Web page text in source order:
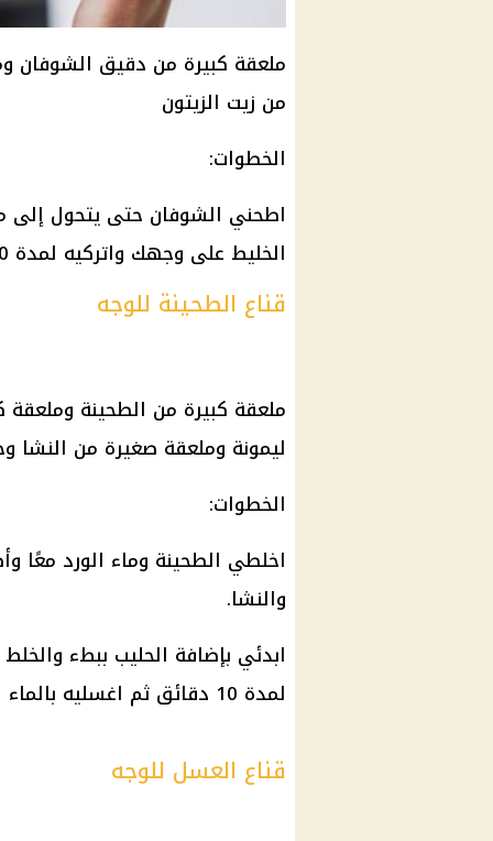
ملعقة كبيرة من دقيق الشوفان
من زيت الزيتون
الخطوات:
اطحني الشوفان حتى يتحول إلى
الخليط على وجهك واتركيه لمدة 10-15 دقيقة.
قناع الطحينة للوجه
ملعقة كبيرة من الطحينة وملعقة
ليمونة وملعقة صغيرة من النشا
الخطوات:
والنشا.
ابدئي بإضافة الحليب ببطء
لمدة 10 دقائق ثم اغسليه بالماء الفاتر.
قناع العسل للوجه